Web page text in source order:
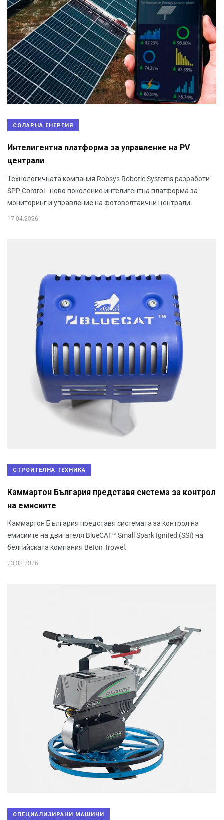
СОЛАРНА ЕНЕРГИЯ
Интелигентна платформа за управление на PV
централи
Технологичната компания Robsys Robotic Systems разработи
SPP Control - ново поколение интелигентна платформа за
мониторинг и управление на фотоволтаични централи.
17.04.2026
СТРОИТЕЛНА ТЕХНИКА
Каммартон България представя система за контрол
на емисиите
Каммартон България представя системата за контрол на
емисиите на двигателя BlueCAT™ Small Spark Ignited (SSI) на
белгийската компания Beton Trowel.
23.03.2026
СПЕЦИАЛИЗИРАНИ МАШИНИ